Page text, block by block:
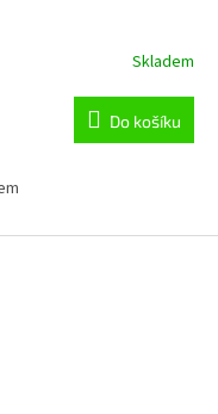
Skladem
Do košíku